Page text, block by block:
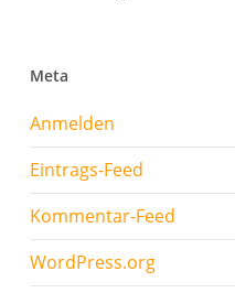
Meta
Anmelden
Eintrags-Feed
Kommentar-Feed
WordPress.org